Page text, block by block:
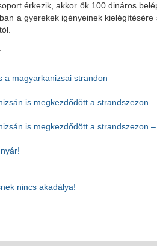
érkezik, akkor ők 100 dináros
a gyerekek igényeinek
a magyarkanizsai strandon
is megkezdődött a strandszezon
is megkezdődött a strandszezon
nincs akadálya!